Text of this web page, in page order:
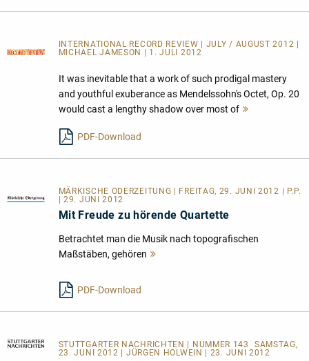
INTERNATIONAL RECORD REVIEW | JULY / AUGUST 2012 |
MICHAEL JAMESON | 1. JULI 2012
It was inevitable that a work of such prodigal mastery
and youthful exuberance as Mendelssohn's Octet, Op. 20
would cast a lengthy shadow over most of
PDF-Download
MÄRKISCHE ODERZEITUNG | FREITAG, 29. JUNI 2012 | P.P.
| 29. JUNI 2012
Mit Freude zu hörende Quartette
Betrachtet man die Musik nach topografischen
Maßstäben, gehören
PDF-Download
STUTTGARTER NACHRICHTEN
| NUMMER 143  SAMSTAG,
23. JUNI 2012 | JÜRGEN HOLWEIN | 23. JUNI 2012